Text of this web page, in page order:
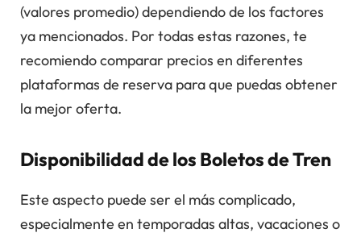
(valores promedio) dependiendo de los factores
ya mencionados. Por todas estas razones, te
recomiendo comparar precios en diferentes
plataformas de reserva para que puedas obtener
la mejor oferta.
Disponibilidad de los Boletos de Tren
Este aspecto puede ser el más complicado,
especialmente en temporadas altas, vacaciones o